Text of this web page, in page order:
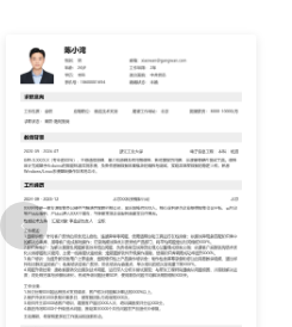
知识库与客服系统、现场服务APP
平均处理时长下降XXX%。
5.服务流程优化：分析现有售后服
程数字化改造项目；引入智能派单
现场服务平均响应周期缩短XXX%
6.团队建设与培训：负责带教XXX
与实战轮训方案；定期组织内部技
内部培训材料XXX份；所带教团队
骨干。
7.产品改进反馈：建立系统性收集